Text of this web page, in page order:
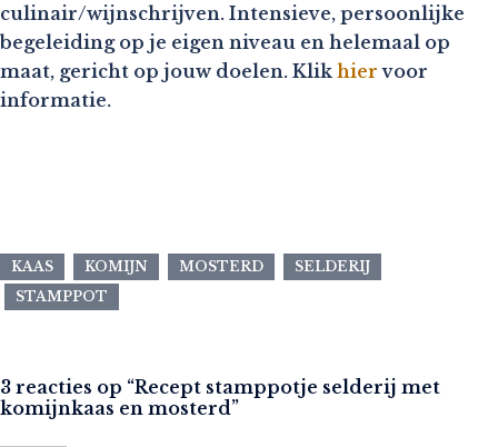
culinair/wijnschrijven. Intensieve, persoonlijke
begeleiding op je eigen niveau en helemaal op
maat, gericht op jouw doelen. Klik hier voor
informatie.
KAAS KOMIJN MOSTERD
SELDERIJ
STAMPPOT
3 reacties op “Recept stamppotje selderij met
komijnkaas en mosterd”